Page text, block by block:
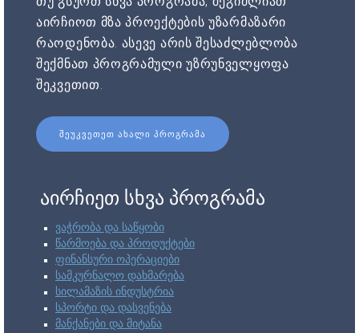
აირჩიოთ მზა პროექტების უზარმაზარი
რაოდენობა. ასევე არის შესაძლებლობა
შექმნათ პროგრამული უზრუნველყოფა
შეკვეთით.
ᲨᲔᲣᲙᲕᲔᲗᲔᲗ ᲐᲮᲐᲚᲘ ᲞᲠᲝᲒᲠᲐᲛᲐ
აირჩიეთ სხვა პროგრამა
ვაჭრობა და საწყობი
წარმოება და პროდუქტები
ფინანსური ოპერაციები
სამკურნალო დახმარება
სილამაზის ინდუსტრია
სპორტი და დასვენება
მანქანები და მიტანა